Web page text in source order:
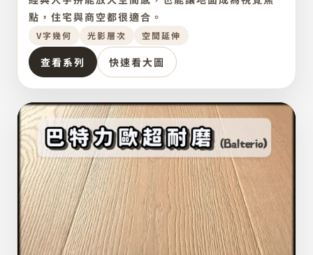
人字拼
點，住宅與商空都很適合。
V字幾何 光影層次 空間延伸
查看系列 快速看大圖